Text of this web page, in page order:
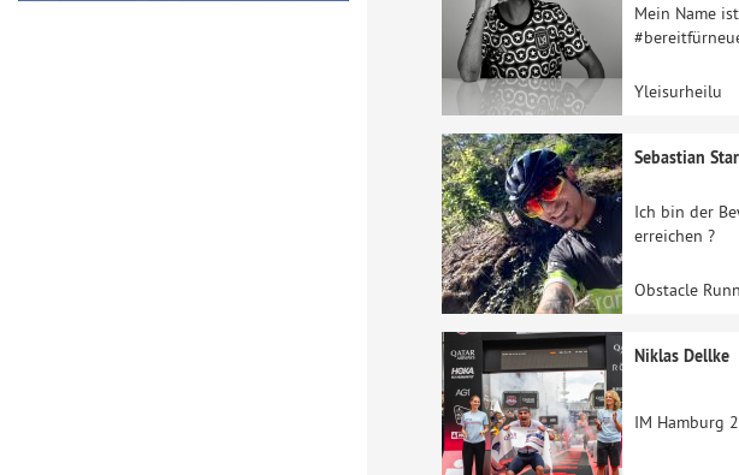
Mein Name
Yleisurheilu
Sebastian
Ich bin der
erreichen ?
Obstacle
Niklas Dellke
IM Hamburg